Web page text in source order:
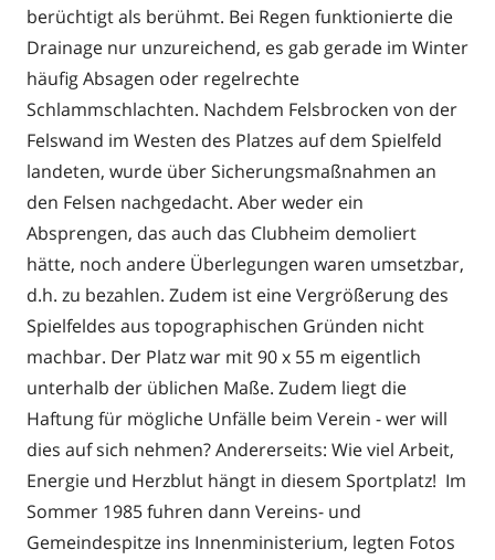
berüchtigt als berühmt. Bei Regen funktionierte die
Drainage nur unzureichend, es gab gerade im Winter
häufig Absagen oder regelrechte
Schlammschlachten. Nachdem Felsbrocken von der
Felswand im Westen des Platzes auf dem Spielfeld
landeten, wurde über Sicherungsmaßnahmen an
den Felsen nachgedacht. Aber weder ein
Absprengen, das auch das Clubheim demoliert
hätte, noch andere Überlegungen waren umsetzbar,
d.h. zu bezahlen. Zudem ist eine Vergrößerung des
Spielfeldes aus topographischen Gründen nicht
machbar. Der Platz war mit 90 x 55 m eigentlich
unterhalb der üblichen Maße. Zudem liegt die
Haftung für mögliche Unfälle beim Verein - wer will
dies auf sich nehmen? Andererseits: Wie viel Arbeit,
Energie und Herzblut hängt in diesem Sportplatz! Im
Sommer 1985 fuhren dann Vereins- und
Gemeindespitze ins Innenministerium, legten Fotos